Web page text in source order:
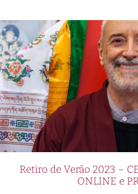
Retiro de Verão 2023 –
ONLINE e